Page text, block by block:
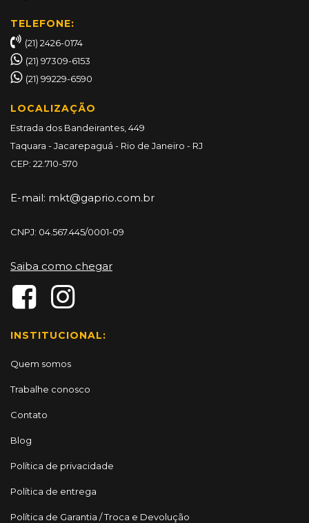
TELEFONE:
(21) 2426-0174
(21) 97309-6153
(21) 99229-6590
LOCALIZAÇÃO
Estrada dos Bandeirantes, 449
Taquara - Jacarepaguá - Rio de Janeiro - RJ
CEP: 22.710-570
E-mail: mkt@gaprio.com.br
CNPJ: 04.567.445/0001-09
Saiba como chegar
INSTITUCIONAL:
Quem somos
Trabalhe conosco
Contato
Blog
Política de privacidade
Política de entrega
Política de Garantia / Troca e Devolução